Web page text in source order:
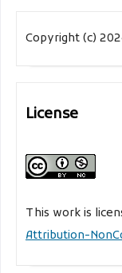
Copyright (c)
License
This work is
Attribution-